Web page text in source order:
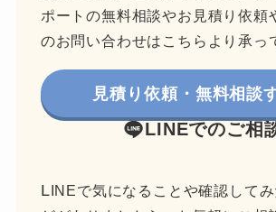
ポートの無料相談やお見積り依頼
のお問い合わせはこちらより承っ
見積り依頼・無料相談
LINEでのご相
LINEで気になることや確認して